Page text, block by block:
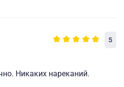
5
Никаких нареканий.